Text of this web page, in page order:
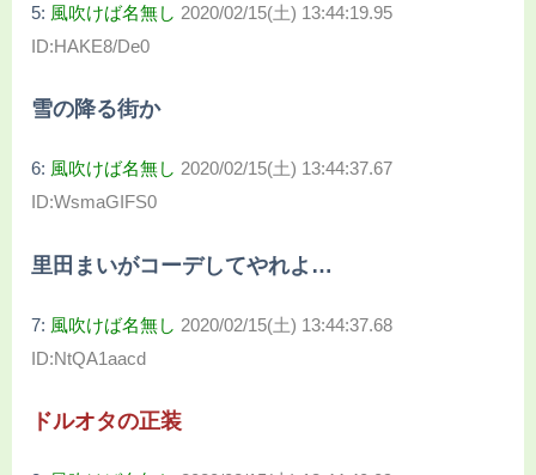
5: 風吹けば名無し 2020/02/15(土) 13:44:19.95
ID:HAKE8/De0
雪の降る街か
6: 風吹けば名無し 2020/02/15(土) 13:44:37.67
ID:WsmaGIFS0
里田まいがコーデしてやれよ…
7: 風吹けば名無し 2020/02/15(土) 13:44:37.68
ID:NtQA1aacd
ドルオタの正装